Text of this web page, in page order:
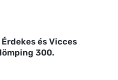
Érdekes és Vicces
300.